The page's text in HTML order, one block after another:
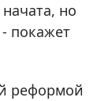
но
покажет
реформой